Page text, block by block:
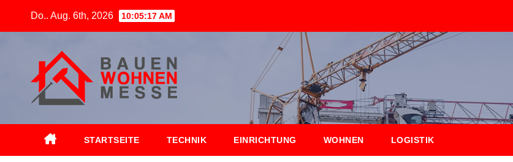
Do.. Aug. 6th, 2026 10:05:18 AM
STARTSEITE TECHNIK EINRICHTUNG WOHNEN LOGISTIK